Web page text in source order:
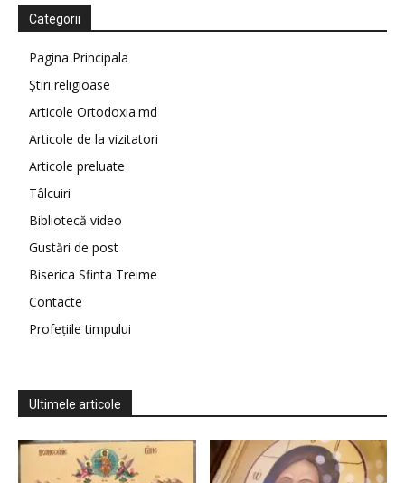
Categorii
Pagina Principala
Știri religioase
Articole Ortodoxia.md
Articole de la vizitatori
Articole preluate
Tâlcuiri
Bibliotecă video
Gustări de post
Biserica Sfinta Treime
Contacte
Profețiile timpului
Ultimele articole